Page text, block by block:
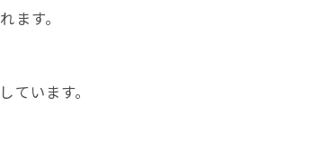
す。
います。